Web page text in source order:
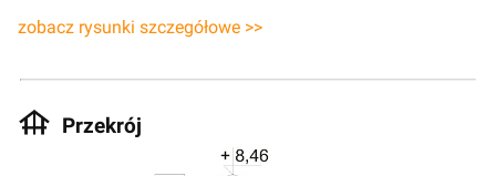
zobacz rysunki szczegółowe >>
Przekrój